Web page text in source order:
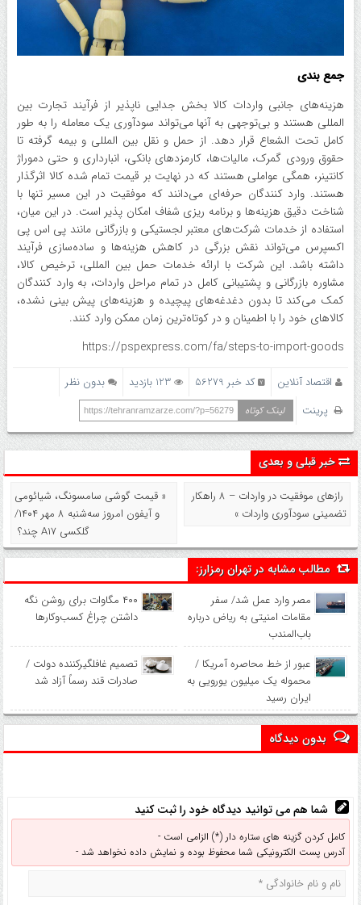
جمع بندی
هزینه‌های جانبی واردات کالا بخش جدایی ناپذیر از فرآیند تجارت بین
المللی هستند و بی‌توجهی به آنها می‌تواند سودآوری یک معامله را به طور
کامل تحت الشعاع قرار دهد. از حمل و نقل بین المللی و بیمه گرفته تا
حقوق ورودی گمرک، مالیات‌ها، کارمزد‌های بانکی، انبارداری و حتی دموراژ
کانتینر، همگی عواملی هستند که در نهایت بر قیمت تمام شده کالا اثرگذار
هستند. وارد کنندگان حرفه‌ای می‌دانند که موفقیت در این مسیر تنها با
شناخت دقیق هزینه‌ها و برنامه ریزی شفاف امکان پذیر است. در این میان،
استفاده از خدمات شرکت‌های معتبر لجستیکی و بازرگانی مانند پی اس پی
اکسپرس می‌تواند نقش بزرگی در کاهش هزینه‌ها و ساده‌سازی فرآیند
داشته باشد. این شرکت با ارائه خدمات حمل بین المللی، ترخیص کالا،
مشاوره بازرگانی و پشتیبانی کامل در تمام مراحل واردات، به وارد کنندگان
کمک می‌کند تا بدون دغدغه‌های پیچیده و هزینه‌های پیش بینی نشده،
کالا‌های خود را با اطمینان و در کوتاه‌ترین زمان ممکن وارد کنند.
https://pspexpress.com/fa/steps-to-import-goods
اقتصاد آنلاین کد خبر 56279 123 بازدید
بدون نظر
پرینت
لینک کوتاه https://tehranramzarze.com/?p=56279
خبر قبلی و بعدی
راز‌های موفقیت در واردات – ۸ راهکار
تضمینی سودآوری واردات »
« قیمت گوشی سامسونگ، شیائومی
و آیفون امروز سه‌شنبه ۸ مهر ۱۴۰۴/
گلکسی A۱۷ چند؟
مطالب مشابه در تهران رمزارز:
مصر وارد عمل شد/ سفر
مقامات امنیتی به ریاض درباره
باب‌المندب
۴۰۰ مگاوات برای روشن نگه
داشتن چراغ کسب‌وکار‌ها
عبور از خط محاصره آمریکا /
محموله یک میلیون یورویی به
ایران رسید
تصمیم غافلگیرکننده دولت /
صادرات قند رسماً آزاد شد
بدون دیدگاه
شما هم می توانید دیدگاه خود را ثبت کنید
کامل کردن گزینه های ستاره دار (*) الزامی است -
آدرس پست الکترونیکی شما محفوظ بوده و نمایش داده نخواهد شد -